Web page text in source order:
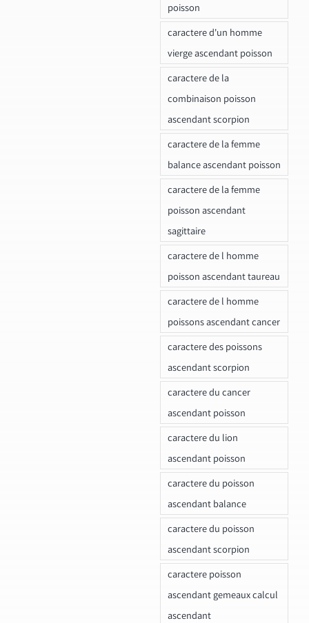
poisson
caractere d'un homme
vierge ascendant poisson
caractere de la
combinaison poisson
ascendant scorpion
caractere de la femme
balance ascendant poisson
caractere de la femme
poisson ascendant
sagittaire
caractere de l homme
poisson ascendant taureau
caractere de l homme
poissons ascendant cancer
caractere des poissons
ascendant scorpion
caractere du cancer
ascendant poisson
caractere du lion
ascendant poisson
caractere du poisson
ascendant balance
caractere du poisson
ascendant scorpion
caractere poisson
ascendant gemeaux calcul
ascendant